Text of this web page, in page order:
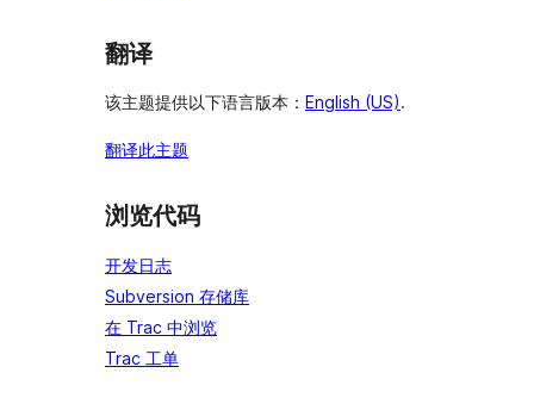
翻译
该主题提供以下语言版本： English (US).
翻译此主题
浏览代码
开发日志
Subversion 存储库
在 Trac 中浏览
Trac 工单